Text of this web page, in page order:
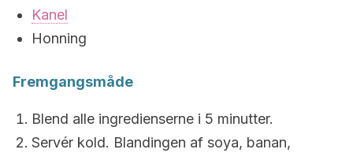
Kanel
Honning
Fremgangsmåde
Blend alle ingredienserne i 5 minutter.
Servér kold. Blandingen af soya, banan,